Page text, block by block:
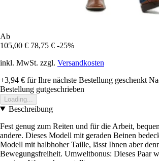
Ab
105,00 € 78,75 € -25%
inkl. MwSt. zzgl. Versandkosten
+3,94 € für Ihre nächste Bestellung geschenkt
Bestellung gutgeschrieben
Loading...
Beschreibung
Fest genug zum Reiten und für die Arbeit,
andere. Dieses Modell mit geraden Beinen
Modell mit halbhoher Taille, lässt Ihnen aber
Bewegungsfreiheit. Umweltbonus: Dieses Paar